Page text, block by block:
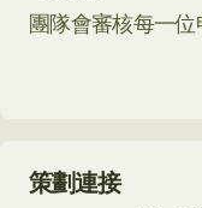
團隊會審核每一位
策劃連接